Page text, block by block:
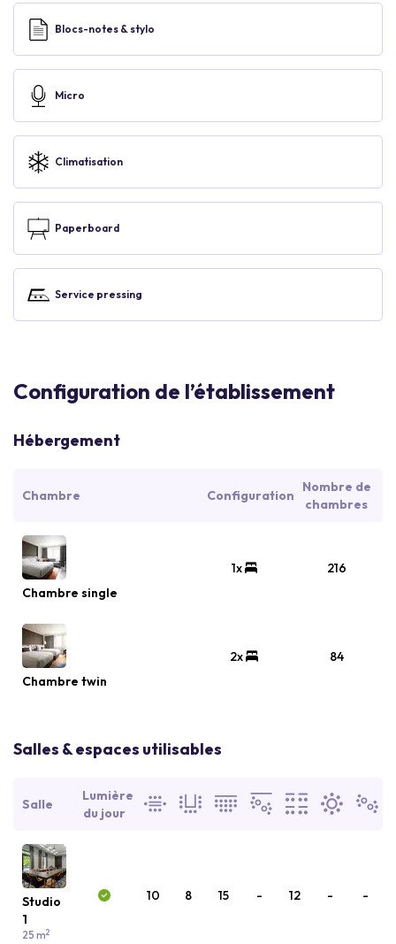
Blocs-notes & stylo
Micro
Climatisation
Paperboard
Service pressing
Configuration de l’établissement
Hébergement
Chambre Configuration
Nombre de
chambres
Chambre single
1x 216
Chambre twin
2x 84
Salles & espaces utilisables
Salle
Lumière
du jour
Studio
1
25 m2
10 8 15 - 12 - -